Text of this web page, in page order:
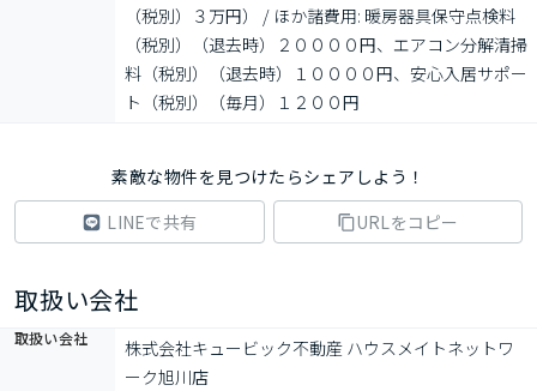
（税別）３万円） / ほか諸費用: 暖房器具保守点検料
（税別）（退去時）２００００円、エアコン分解清掃
料（税別）（退去時）１００００円、安心入居サポー
ト（税別）（毎月）１２００円
素敵な物件を見つけたらシェアしよう！
LINEで共有
URLをコピー
取扱い会社
取扱い会社
株式会社キュービック不動産 ハウスメイトネットワ
ーク旭川店